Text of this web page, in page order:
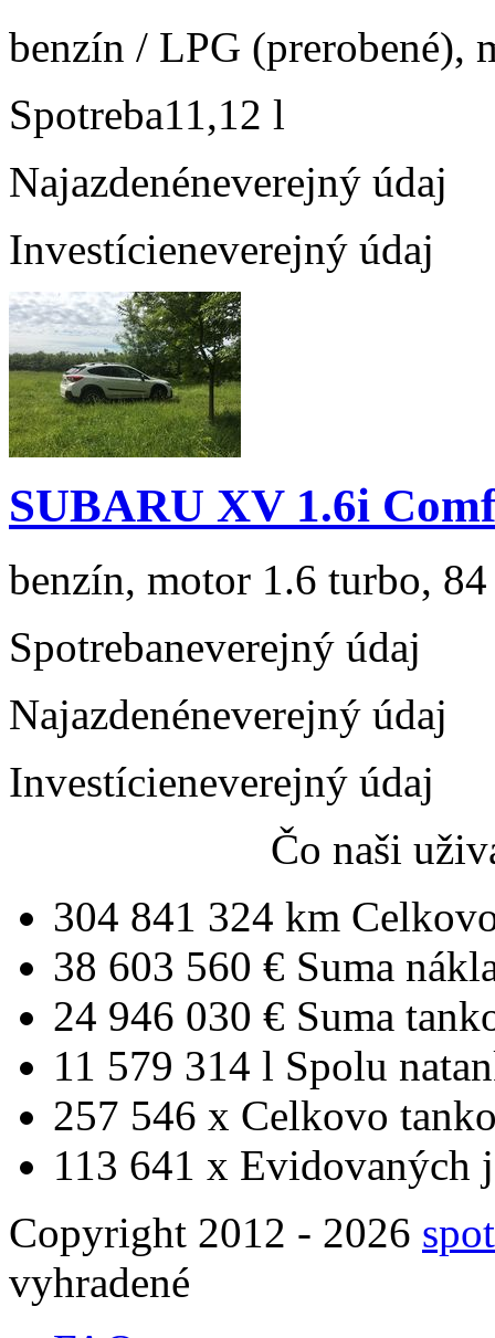
benzín / LPG (prerobené),
Spotreba11,12 l
Najazdenéneverejný údaj
Investícieneverejný údaj
SUBARU XV 1.6i
benzín, motor 1.6 turbo,
Spotrebaneverejný údaj
Najazdenéneverejný údaj
Investícieneverejný údaj
Čo naši
304 841 324 km
38 603 560 € Suma
24 946 030 € Suma
11 579 314 l Spolu
257 546 x Celkovo
113 641 x Evidovaných
Copyright 2012 - 2026
vyhradené